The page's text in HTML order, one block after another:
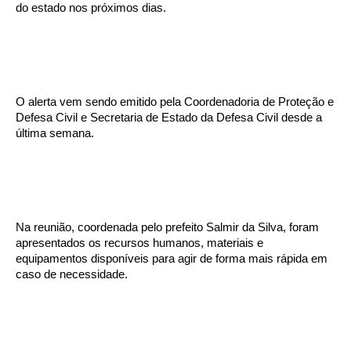
do estado nos próximos dias.
O alerta vem sendo emitido pela Coordenadoria de Proteção e
Defesa Civil e Secretaria de Estado da Defesa Civil desde a
última semana.
Na reunião, coordenada pelo prefeito Salmir da Silva, foram
apresentados os recursos humanos, materiais e
equipamentos disponíveis para agir de forma mais rápida em
caso de necessidade.